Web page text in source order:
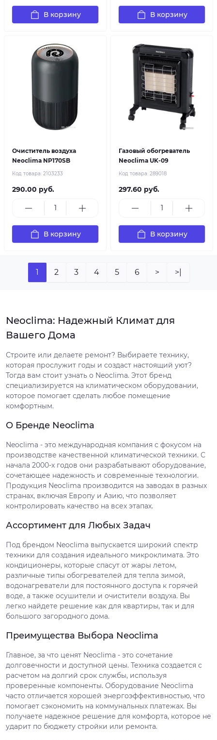
В корзину В корзину
Очиститель воздуха
Neoclima NP170SB
Код товара: 2103233
290.00 руб.
В корзину
Газовый обогреватель
Neoclima UK-09
Код товара: 289018
297.60 руб.
В корзину
1 2 3 4 5 6 > >|
Neoclima: Надежный Климат для
Вашего Дома
Строите или делаете ремонт? Выбираете технику,
которая прослужит годы и создаст настоящий уют?
Тогда вам стоит узнать о Neoclima. Этот бренд
специализируется на климатическом оборудовании,
которое помогает сделать любое помещение
комфортным.
О Бренде Neoclima
Neoclima - это международная компания с фокусом на
производстве качественной климатической техники. С
начала 2000-х годов они разрабатывают оборудование,
сочетающее надежность и современные технологии.
Продукция Neoclima производится на заводах в разных
странах, включая Европу и Азию, что позволяет
контролировать качество на всех этапах.
Ассортимент для Любых Задач
Под брендом Neoclima выпускается широкий спектр
техники для создания идеального микроклимата. Это
кондиционеры, которые спасут от жары летом,
различные типы обогревателей для тепла зимой,
водонагреватели для постоянного доступа к горячей
воде, а также осушители и очистители воздуха. Вы
легко найдете решение как для квартиры, так и для
большого загородного дома.
Преимущества Выбора Neoclima
Главное, за что ценят Neoclima - это сочетание
долговечности и доступной цены. Техника создается с
расчетом на долгий срок службы, используя
проверенные компоненты. Оборудование Neoclima
часто отличается хорошей энергоэффективностью, что
помогает сэкономить на коммунальных платежах. Вы
получаете надежное решение для комфорта, которое не
ударит по бюджету стройки или ремонта.